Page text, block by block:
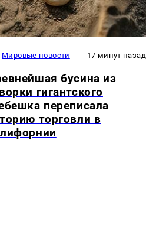
Мировые новости 17 минут назад
бусина из
гигантского
переписала
торговли в